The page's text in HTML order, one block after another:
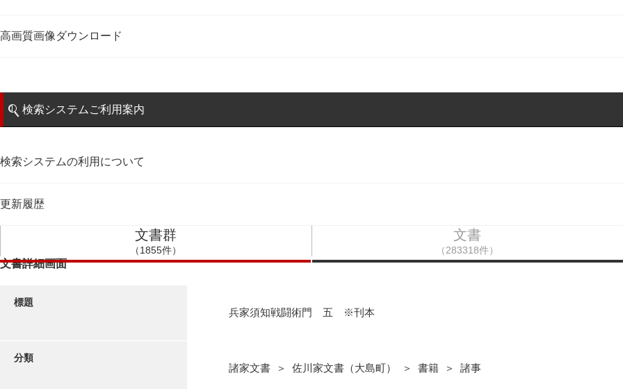
高画質画像ダウンロード
検索システムご利用案内
検索システムの利用について
更新履歴
文書群
（1855件）
文書
（283318件）
文書詳細画面
標題
兵家須知戦闘術門 五 ※刊本
分類
諸家文書 ＞ 佐川家文書（大島町） ＞ 書籍 ＞ 諸事